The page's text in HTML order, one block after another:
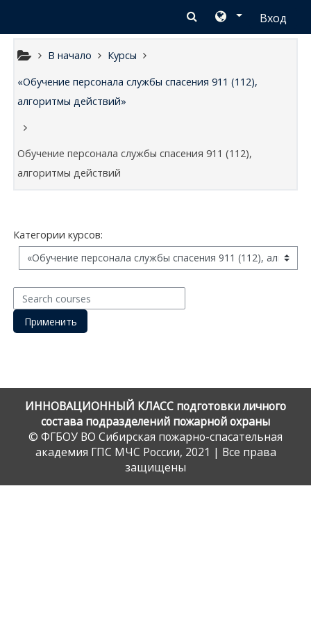
Вход
В начало
Курсы
«Обучение персонала службы спасения 911 (112),
алгоритмы действий»
Обучение персонала службы спасения 911 (112),
алгоритмы действий
Категории курсов:
Search courses
Применить
ИННОВАЦИОННЫЙ КЛАСС подготовки личного
состава подразделений пожарной охраны
© ФГБОУ ВО Сибирская пожарно-спасательная
академия ГПС МЧС России, 2021 | Все права
защищены